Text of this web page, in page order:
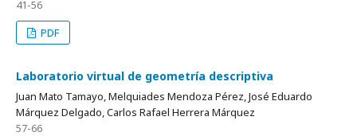
41-56
PDF
Laboratorio virtual de geometría descriptiva
Juan Mato Tamayo, Melquiades Mendoza Pérez, José Eduardo
Márquez Delgado, Carlos Rafael Herrera Márquez
57-66